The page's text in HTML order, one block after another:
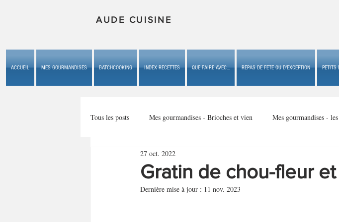
AUDE CUISINE
ACCUEIL MES GOURMANDISES BATCHCOOKING INDEX RECETTES QUE FAIRE AVEC... REPAS DE FETE OU D'EXCEPTION PETITS
Tous les posts Mes gourmandises - Brioches et vien Mes gourmandises -
Mes gourmandises - les gâteaux du b
Mes gourmandises - plaisirs d'enfan
Gratin de chou-fleur
27 oct. 2022
Dernière mise à jour : 11 nov. 2023